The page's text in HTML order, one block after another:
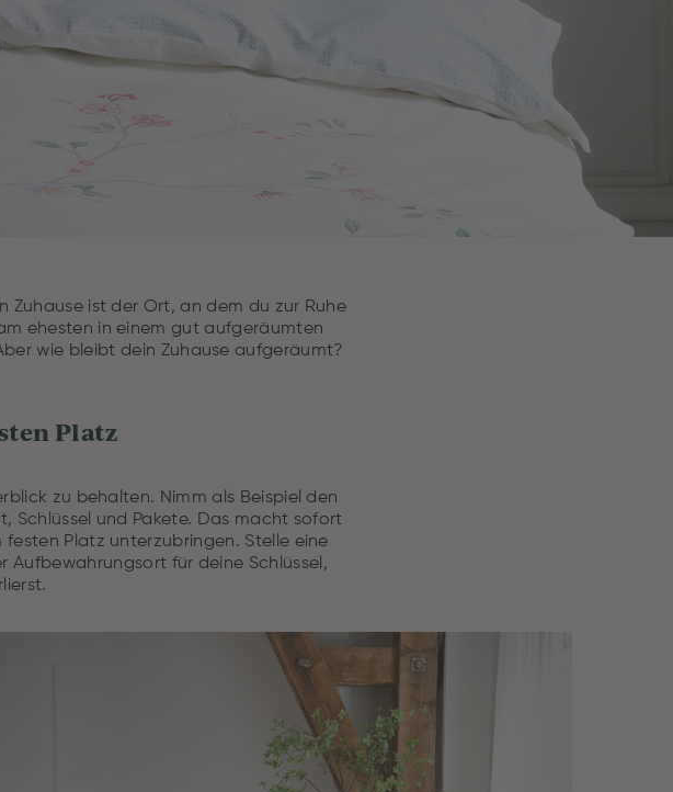
Zuhause ist der Ort, an dem du zur Ruhe
ehesten in einem gut aufgeräumten
wie bleibt dein Zuhause aufgeräumt?
Platz
zu behalten. Nimm als Beispiel den
Schlüssel und Pakete. Das macht sofort
Platz unterzubringen. Stelle eine
Aufbewahrungsort für deine Schlüssel,